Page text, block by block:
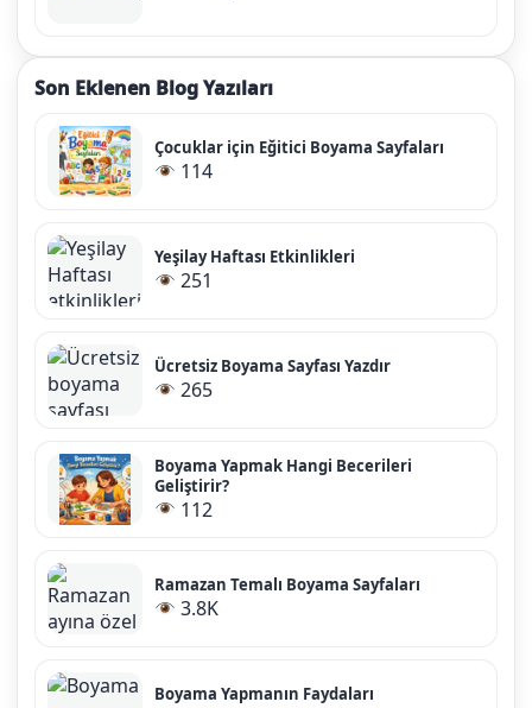
Son Eklenen Blog Yazıları
Çocuklar için Eğitici Boyama Sayfaları
114
Yeşilay Haftası Etkinlikleri
251
Ücretsiz Boyama Sayfası Yazdır
265
Boyama Yapmak Hangi Becerileri
Geliştirir?
112
Ramazan Temalı Boyama Sayfaları
3.8K
Boyama Yapmanın Faydaları